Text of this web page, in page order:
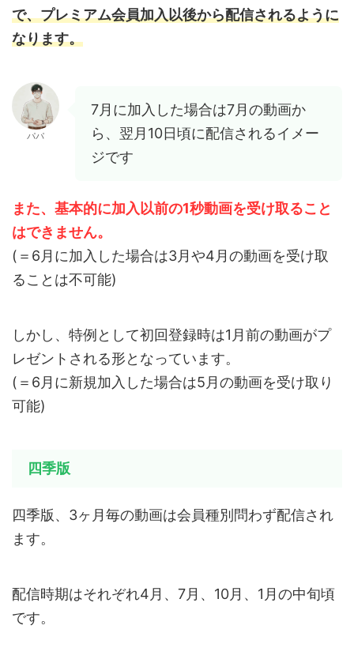
で、プレミアム会員加入以後から配信されるように
なります。
パパ
7月に加入した場合は7月の動画か
ら、翌月10日頃に配信されるイメー
ジです
また、基本的に加入以前の1秒動画を受け取ること
はできません。
(＝6月に加入した場合は3月や4月の動画を受け取
ることは不可能)
しかし、特例として初回登録時は1月前の動画がプ
レゼントされる形となっています。
(＝6月に新規加入した場合は5月の動画を受け取り
可能)
四季版
四季版、3ヶ月毎の動画は会員種別問わず配信され
ます。
配信時期はそれぞれ4月、7月、10月、1月の中旬頃
です。